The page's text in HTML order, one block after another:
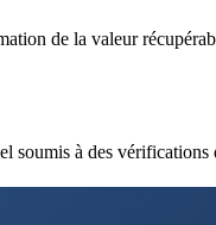
de la valeur
à des